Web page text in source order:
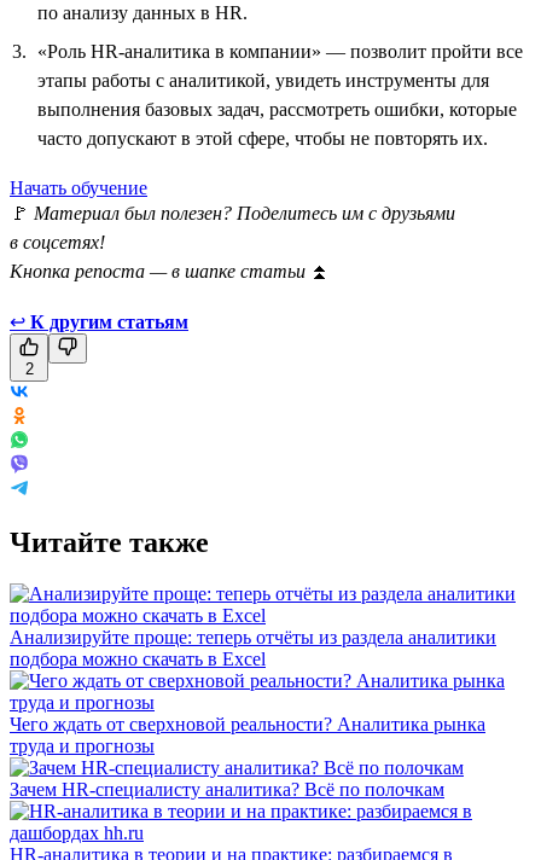
по анализу данных в HR.
«Роль HR-аналитика в компании» — позволит пройти все
этапы работы с аналитикой, увидеть инструменты для
выполнения базовых задач, рассмотреть ошибки, которые
часто допускают в этой сфере, чтобы не повторять их.
Начать обучение
🚩 Материал был полезен? Поделитесь им с друзьями
в соцсетях!
Кнопка репоста — в шапке статьи ⏫
↩ К другим статьям
2
Читайте также
Анализируйте проще: теперь отчёты из раздела аналитики
подбора можно скачать в Excel
Чего ждать от сверхновой реальности? Аналитика рынка
труда и прогнозы
Зачем HR-специалисту аналитика? Всё по полочкам
HR-аналитика в теории и на практике: разбираемся в